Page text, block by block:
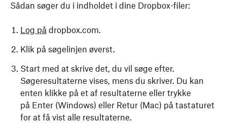
Sådan søger du i indholdet i dine Dropbox-filer:
Log på dropbox.com.
Klik på søgelinjen øverst.
Start med at skrive det, du vil søge efter.
Søgeresultaterne vises, mens du skriver. Du kan
enten klikke på et af resultaterne eller trykke
på Enter (Windows) eller Retur (Mac) på tastaturet
for at få vist alle resultaterne.